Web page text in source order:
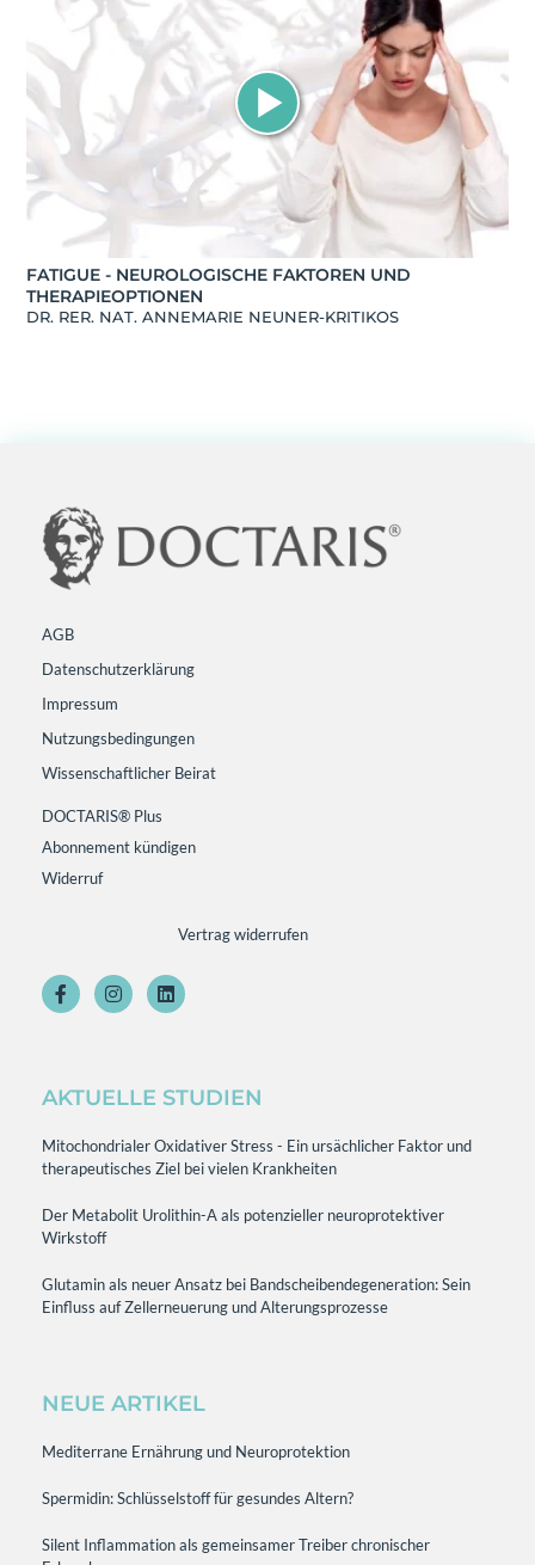
FATIGUE - NEUROLOGISCHE FAKTOREN UND
THERAPIEOPTIONEN
DR. RER. NAT. ANNEMARIE NEUNER-KRITIKOS
AGB
Datenschutzerklärung
Impressum
Nutzungsbedingungen
Wissenschaftlicher Beirat
DOCTARIS® Plus
Abonnement kündigen
Widerruf
Vertrag widerrufen
AKTUELLE STUDIEN
Mitochondrialer Oxidativer Stress - Ein ursächlicher Faktor und
therapeutisches Ziel bei vielen Krankheiten
Der Metabolit Urolithin-A als potenzieller neuroprotektiver
Wirkstoff
Glutamin als neuer Ansatz bei Bandscheibendegeneration: Sein
Einfluss auf Zellerneuerung und Alterungsprozesse
NEUE ARTIKEL
Mediterrane Ernährung und Neuroprotektion
Spermidin: Schlüsselstoff für gesundes Altern?
Silent Inflammation als gemeinsamer Treiber chronischer